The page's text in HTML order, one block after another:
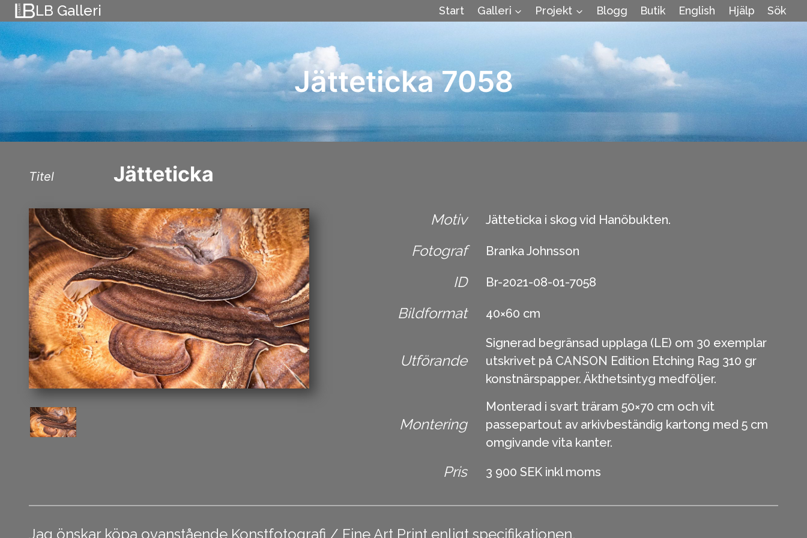
Skip
to
content
LB Galleri Start Galleri Projekt Blogg Butik English Hjälp Sök
Jätteticka 7058
Titel Jätteticka
Motiv Jätteticka i skog vid Hanöbukten.
Fotograf Branka Johnsson
ID Br-2021-08-01-7058
Bildformat 40×60 cm
Utförande
Signerad begränsad upplaga (LE) om 30 exemplar
utskrivet på CANSON Edition Etching Rag 310 gr
konstnärspapper. Äkthetsintyg medföljer.
Montering
Monterad i svart träram 50×70 cm och vit
passepartout av arkivbeständig kartong med 5 cm
omgivande vita kanter.
Pris 3 900 SEK inkl moms
Jag önskar köpa ovanstående Konstfotografi / Fine Art Print enligt specifikationen.